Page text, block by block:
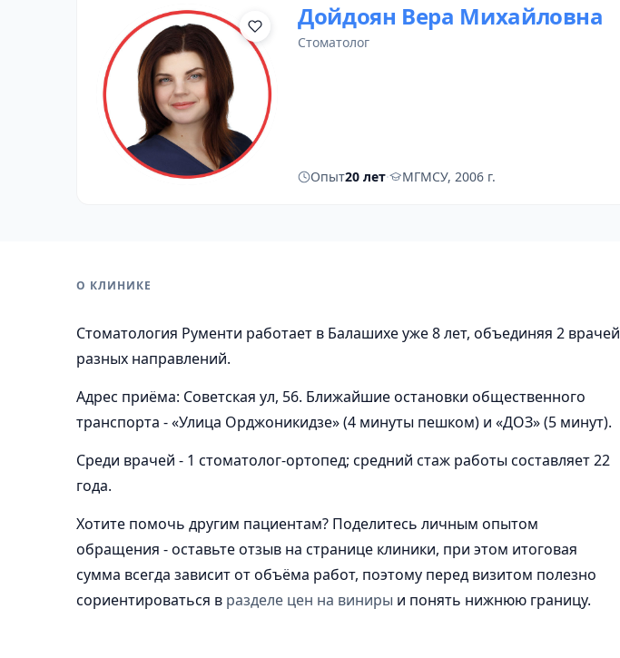
Дойдоян Вера Михайловна
стоматолог
Опыт20 лет· МГМСУ, 2006 г.
О КЛИНИКЕ
Стоматология Рументи работает в Балашихе уже 8 лет, объединяя 2 врачей
разных направлений.
Адрес приёма: Советская ул, 56. Ближайшие остановки общественного
транспорта - «Улица Орджоникидзе» (4 минуты пешком) и «ДОЗ» (5 минут).
Среди врачей - 1 стоматолог-ортопед; средний стаж работы составляет 22
года.
Хотите помочь другим пациентам? Поделитесь личным опытом
обращения - оставьте отзыв на странице клиники, при этом итоговая
сумма всегда зависит от объёма работ, поэтому перед визитом полезно
сориентироваться в разделе цен на виниры и понять нижнюю границу.